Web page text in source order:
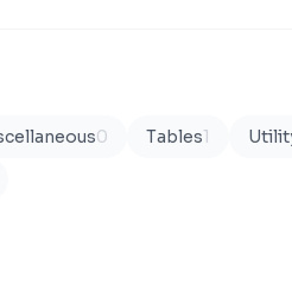
0 Tables1